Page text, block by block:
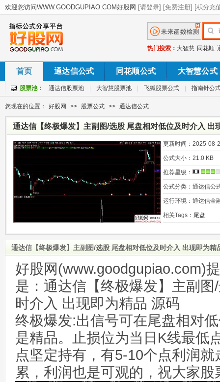
热门搜索： 大智慧 同花顺
首页 通达信公式 同花顺公式 大智慧公式
股票池： 通达信股票池 大智慧股票池 飞狐股票公式 指南针公
您现在的位置： 好股网 >> 股票公式 >> 通达信公式
通达信【终极爆发】主副图/选股 尾盘相对低位及时介入 出
更新时间： 2025-08-
公式大小： 21.0 KB
推荐星级：
公式分类： 通达信公
运行环境： 通达信金
相关Tags： 尾盘
通达信【终极爆发】主副图/选股 尾盘相对低位及时介入 出现即为精
好股网(www.goodgupiao.com)
是：通达信【终极爆发】主副
时介入 出现即为精品 源码
终极爆发:出信号可在尾盘相对
是精品。止损位为当日K线最低
点坚定持有，有5-10个点利润
累，利润也是可观的，祝大家股